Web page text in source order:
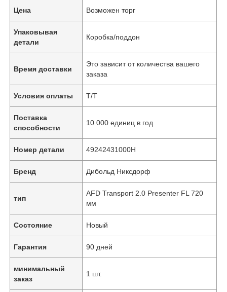
Цена Возможен торг
Упаковывая
детали
Коробка/поддон
Время доставки
Это зависит от количества вашего
заказа
Условия оплаты Т/Т
Поставка
способности
10 000 единиц в год
Номер детали 49242431000H
Бренд Дибольд Никсдорф
тип
AFD Transport 2.0 Presenter FL 720
мм
Состояние Новый
Гарантия 90 дней
минимальный
заказ
1 шт.